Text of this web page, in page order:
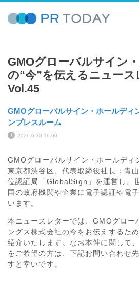
GMOグローバルサイン
の“今”を伝えるニュース
Vol.45
GMOグローバルサイン・ホールディ
ンプレスルーム
2026.6.30 16:00
GMOグローバルサイン・ホールディ
東京都渋谷区、代表取締役社長：青
位認証局「GlobalSign」を運営し、
国の政府機関や企業に電子認証や電
います。
本ニュースレターでは、GMOグロー
ングス株式会社の今をお伝えするた
紹介いたします。なお本件に関して
をご希望の方は、下記お問い合わせ
すと幸いです。